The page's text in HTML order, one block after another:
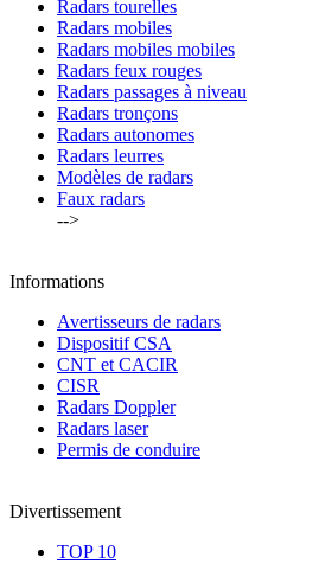
Radars tourelles
Radars mobiles
Radars mobiles mobiles
Radars feux rouges
Radars passages à niveau
Radars tronçons
Radars autonomes
Radars leurres
Modèles de radars
Faux radars
-->
Informations
Avertisseurs de radars
Dispositif CSA
CNT et CACIR
CISR
Radars Doppler
Radars laser
Permis de conduire
Divertissement
TOP 10